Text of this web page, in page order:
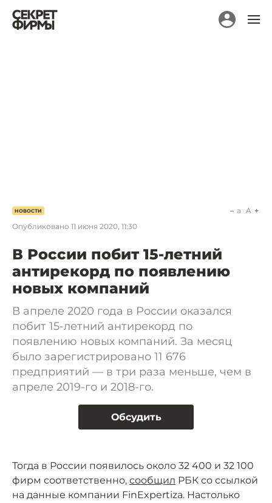
НОВОСТИ
Опубликовано 11 июня 2020, 11:30
a A
В России побит 15-летний
антирекорд по появлению
новых компаний
В апреле 2020 года в России оказался
побит 15-летний антирекорд по
появлению новых компаний. За месяц
было зарегистрировано 11 676
предприятий — в три раза меньше, чем в
апреле 2019-го и 2018-го.
Обсудить
Тогда в России появилось около 32 400 и 32 100
фирм соответственно, сообщил РБК со ссылкой
на данные компании FinExpertiza. Настолько